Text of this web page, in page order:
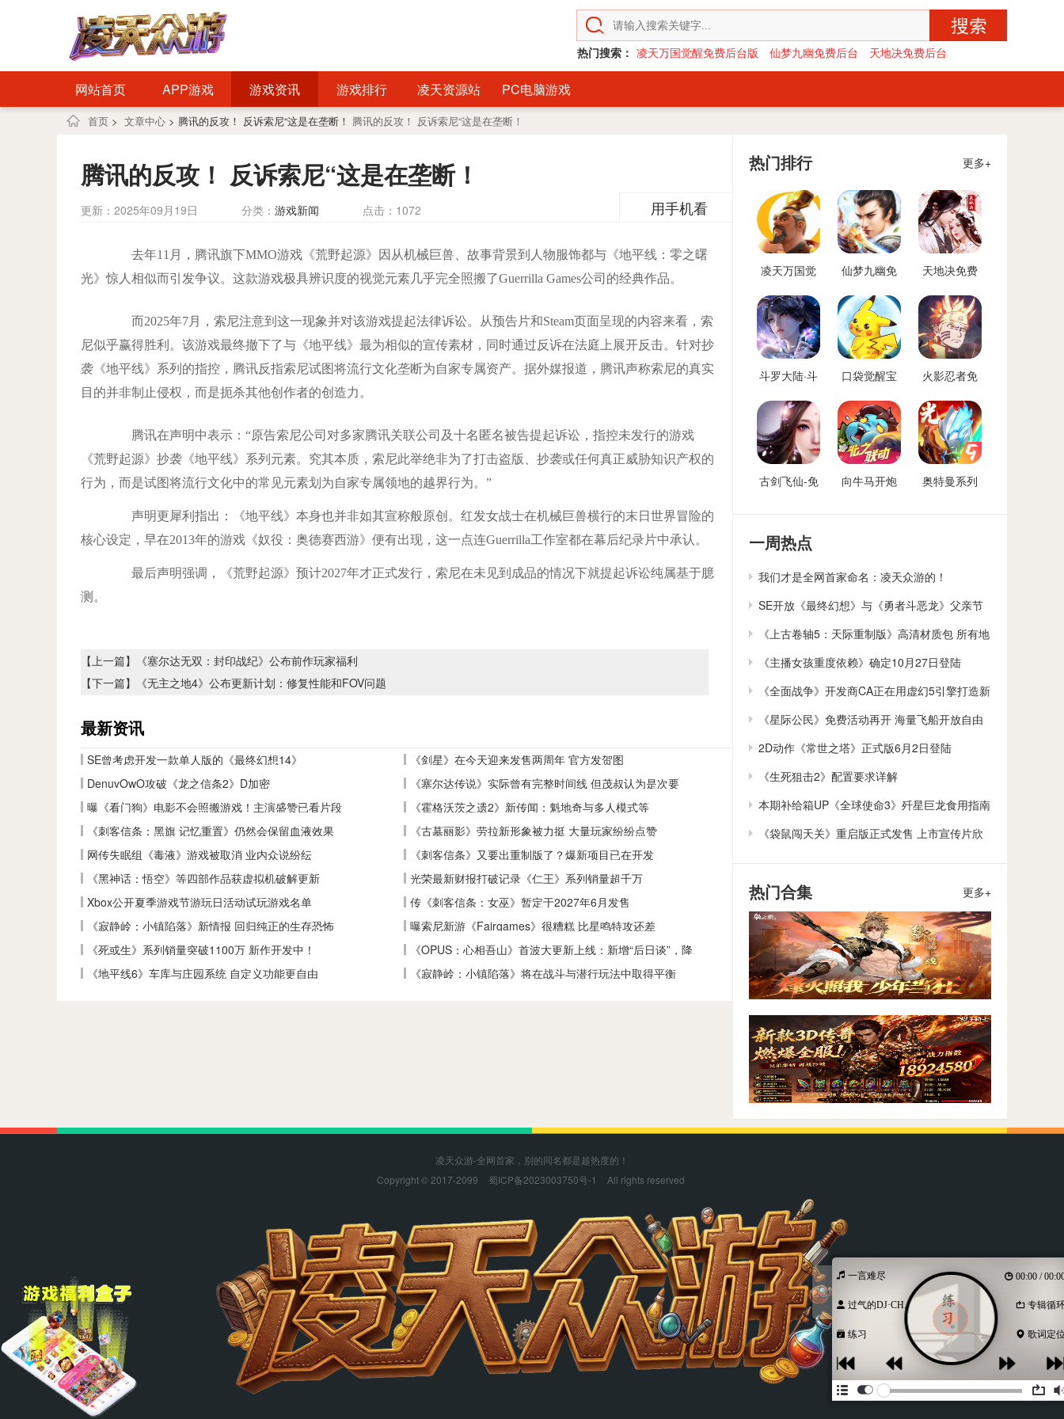
热门搜索： 凌天万国觉醒免费后台版 仙梦九幽免费后台 天地决免费后台
网站首页 APP游戏 游戏资讯 游戏排行 凌天资源站 PC电脑游戏
首页 > 文章中心 > 腾讯的反攻！ 反诉索尼“这是在垄断！ 腾讯的反攻！ 反诉索尼“这是在垄断！
腾讯的反攻！ 反诉索尼“这是在垄断！
更新：2025年09月19日 分类： 游戏新闻 点击： 1072 用手机看
去年11月，腾讯旗下MMO游戏《荒野起源》因从机械巨兽、故事背景到人物服饰都与《地平线：零之曙
光》惊人相似而引发争议。这款游戏极具辨识度的视觉元素几乎完全照搬了Guerrilla Games公司的经典作品。
而2025年7月，索尼注意到这一现象并对该游戏提起法律诉讼。从预告片和Steam页面呈现的内容来看，索
尼似乎赢得胜利。该游戏最终撤下了与《地平线》最为相似的宣传素材，同时通过反诉在法庭上展开反击。针对抄
袭《地平线》系列的指控，腾讯反指索尼试图将流行文化垄断为自家专属资产。据外媒报道，腾讯声称索尼的真实
目的并非制止侵权，而是扼杀其他创作者的创造力。
腾讯在声明中表示：“原告索尼公司对多家腾讯关联公司及十名匿名被告提起诉讼，指控未发行的游戏
《荒野起源》抄袭《地平线》系列元素。究其本质，索尼此举绝非为了打击盗版、抄袭或任何真正威胁知识产权的
行为，而是试图将流行文化中的常见元素划为自家专属领地的越界行为。”
声明更犀利指出：《地平线》本身也并非如其宣称般原创。红发女战士在机械巨兽横行的末日世界冒险的
核心设定，早在2013年的游戏《奴役：奥德赛西游》便有出现，这一点连Guerrilla工作室都在幕后纪录片中承认。
最后声明强调，《荒野起源》预计2027年才正式发行，索尼在未见到成品的情况下就提起诉讼纯属基于臆
测。
【上一篇】
《塞尔达无双：封印战纪》公布前作玩家福利
【下一篇】
《无主之地4》公布更新计划：修复性能和FOV问题
最新资讯
SE曾考虑开发一款单人版的《最终幻想14》
《剑星》在今天迎来发售两周年 官方发贺图
DenuvOwO攻破《龙之信条2》D加密
《塞尔达传说》实际曾有完整时间线 但茂叔认为是次要
曝《看门狗》电影不会照搬游戏！主演盛赞已看片段
《霍格沃茨之遗2》新传闻：魁地奇与多人模式等
《刺客信条：黑旗 记忆重置》仍然会保留血液效果
《古墓丽影》劳拉新形象被力挺 大量玩家纷纷点赞
网传失眠组《毒液》游戏被取消 业内众说纷纭
《刺客信条》又要出重制版了？爆新项目已在开发
《黑神话：悟空》等四部作品获虚拟机破解更新
光荣最新财报打破记录《仁王》系列销量超千万
Xbox公开夏季游戏节游玩日活动试玩游戏名单
传《刺客信条：女巫》暂定于2027年6月发售
《寂静岭：小镇陷落》新情报 回归纯正的生存恐怖
曝索尼新游《Fairgames》很糟糕 比星鸣特攻还差
《死或生》系列销量突破1100万 新作开发中！
《OPUS：心相吾山》首波大更新上线：新增“后日谈”，降
《地平线6》车库与庄园系统 自定义功能更自由
《寂静岭：小镇陷落》将在战斗与潜行玩法中取得平衡
热门排行 更多+
凌天万国觉
版
仙梦九幽免
天地决免费
斗罗大陆·斗
后台版
口袋觉醒宝
费后台
火影忍者免
古剑飞仙-免
向牛马开炮
向僵尸开炮
奥特曼系列
后台
一周热点
我们才是全网首家命名：凌天众游的！
SE开放《最终幻想》与《勇者斗恶龙》父亲节
贺卡下载
《上古卷轴5：天际重制版》高清材质包 所有地
貌大修
《主播女孩重度依赖》确定10月27日登陆
Switch
《全面战争》开发商CA正在用虚幻5引擎打造新
作
《星际公民》免费活动再开 海量飞船开放自由
体验
2D动作《常世之塔》正式版6月2日登陆
Steam/Switch
《生死狙击2》配置要求详解
本期补给箱UP《全球使命3》歼星巨龙食用指南
《袋鼠闯天关》重启版正式发售 上市宣传片欣
赏
热门合集 更多+
凌天众游-全网首家，别的同名都是趁热度的！
Copyright © 2017-2099
蜀ICP备2023003750号-1 All rights reserved
一言难尽 00:00 / 00:00
过气的DJ·CH... 专辑循环
练习 歌词定位